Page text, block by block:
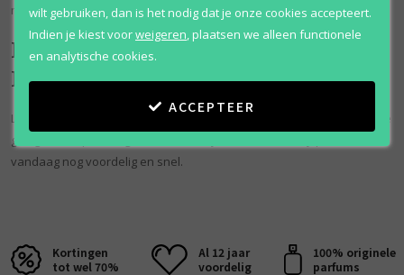
nummer 1 hit. Deze geur staat bekend als: Fris en bloemig.
Bestel L'eau D'issey voordelig op
Parfum Outlet.nl
L'eau D'issey is een all time classic geworden en is voor vrijwel iedere
gelegenheid perfect geschikt. Bestel jouw L'eau D'issey parfum
vandaag nog voordelig en snel.
Kortingen
tot wel 70%
Al 12 jaar
voordelig
100% originele
parfums
wilt gebruiken, dan is het nodig dat je onze cookies accepteert.
Indien je kiest voorweigeren,plaatsen we alleen functionele
en analytische cookies.
ACCEPTEER